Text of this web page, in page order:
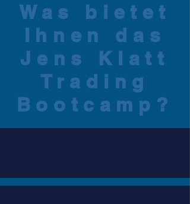
Was bietet
Ihnen das
Jens Klatt
Trading
Bootcamp?